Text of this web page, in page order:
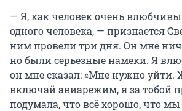
— Я, как человек очень
одного человека, — признается
ним провели три дня. Он мне
но были серьезные намеки. Я
он мне сказал: «Мне нужно уйти.
включай авиарежим, я за тобой
подумала, что всё хорошо, что мы